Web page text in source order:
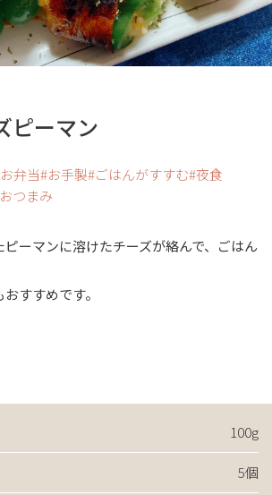
ピーマン
お弁当 お手製 ごはんがすすむ 夜食
おつまみ
ーマンに溶けたチーズが絡んで、ごはん
すすめです。
100g
5個